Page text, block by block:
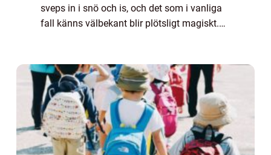
sveps in i snö och is, och det som i vanliga
fall känns välbekant blir plötsligt magiskt.